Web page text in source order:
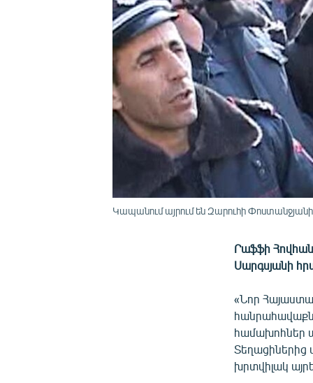
ՁԳՏԵԼՈՎ ԼԱՎԱԳՈՒՅՆԻՆ
Կապանում այրում են Զարուհի
Րաֆֆի
Սարգսյանի
«Նոր
հանրահավաքն
համախոհներ
Տեղացիներից
խրտվիլակ